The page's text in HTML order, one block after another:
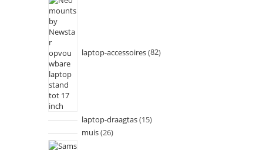
laptop-accessoires 82
laptop-draagtas 15
muis 26